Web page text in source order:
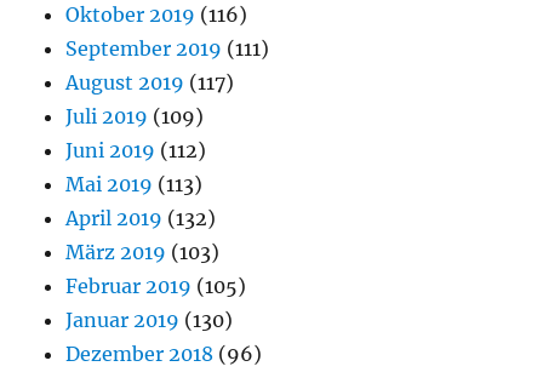
Oktober 2019 (116)
September 2019 (111)
August 2019 (117)
Juli 2019 (109)
Juni 2019 (112)
Mai 2019 (113)
April 2019 (132)
März 2019 (103)
Februar 2019 (105)
Januar 2019 (130)
Dezember 2018 (96)